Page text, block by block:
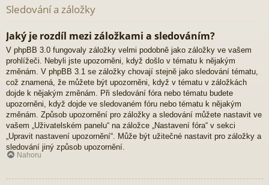
Sledování a záložky
Jaký je rozdíl mezi záložkami a sledováním?
V phpBB 3.0 fungovaly záložky velmi podobně jako záložky ve vašem
prohlížeči. Nebyli jste upozorněni, když došlo v tématu k nějakým
změnám. V phpBB 3.1 se záložky chovají stejně jako sledování tématu,
což znamená, že můžete být upozorněni, když v tématu v záložkách
dojde k nějakým změnám. Při sledování fóra nebo tématu budete
upozorněni, když dojde ve sledovaném fóru nebo tématu k nějakým
změnám. Způsob upozornění pro záložky a sledování můžete nastavit ve
vašem „Uživatelském panelu“ na záložce „Nastavení fóra“ v sekci
„Upravit nastavení upozornění“. Může být užitečné nastavit pro záložky a
sledování jiný způsob upozornění.
Nahoru